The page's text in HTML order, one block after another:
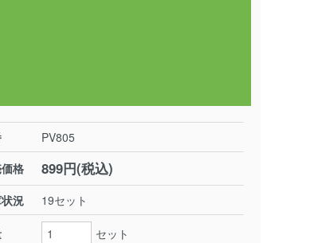
PV805
格
899円(税込)
況 19セット
セット